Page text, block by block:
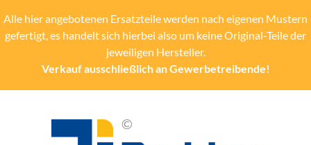
Alle hier angebotenen Ersatzteile werden nach eigenen Mustern
gefertigt, es handelt sich hierbei also um keine Original-Teile der
jeweiligen Hersteller.
Verkauf ausschließlich an Gewerbetreibende!